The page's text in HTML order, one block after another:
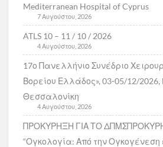
Mediterranean Hospital of Cyprus
7 Αυγούστου, 2026
ATLS 10 – 11 / 10 / 2026
4 Αυγούστου, 2026
17ο Πανελλήνιο Συνέδριο
Βορείου Ελλάδος», 03-05/12/2026,
Θεσσαλονίκη
4 Αυγούστου, 2026
ΠΡΟΚΥΡΗΞΗ ΓΙΑ ΤΟ
“Ογκολογία: Από την Ογκογένεση